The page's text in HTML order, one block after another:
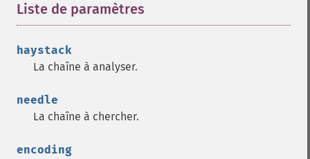
Liste de paramètres
haystack
La chaîne à analyser.
needle
La chaîne à chercher.
encoding